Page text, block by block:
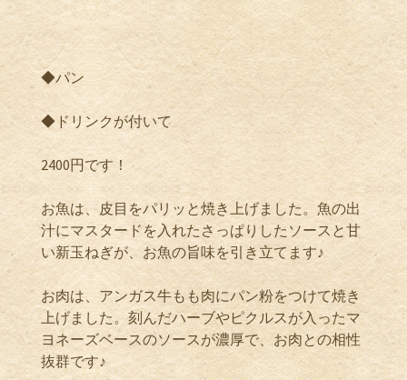
◆パン
◆ドリンクが付いて
2400円です！
お魚は、皮目をパリッと焼き上げました。魚の出
汁にマスタードを入れたさっぱりしたソースと甘
い新玉ねぎが、お魚の旨味を引き立てます♪
お肉は、アンガス牛もも肉にパン粉をつけて焼き
上げました。刻んだハーブやピクルスが入ったマ
ヨネーズベースのソースが濃厚で、お肉との相性
抜群です♪